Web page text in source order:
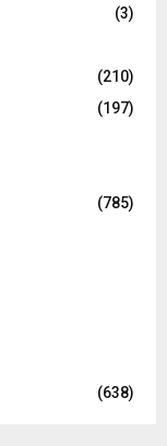
(3)
(210)
(197)
(785)
(638)